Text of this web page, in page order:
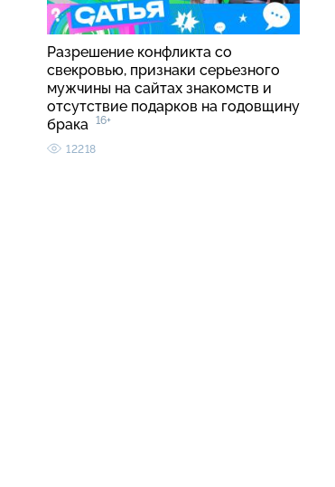
Разрешение конфликта со
свекровью, признаки серьезного
мужчины на сайтах знакомств и
отсутствие подарков на годовщину
брака 16+
12218